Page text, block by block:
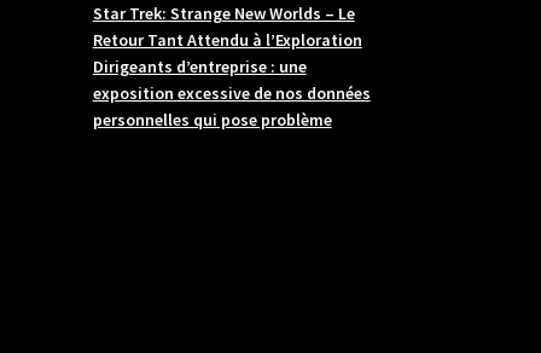
Star Trek: Strange New Worlds – Le
Retour Tant Attendu à l’Exploration
Dirigeants d’entreprise : une
exposition excessive de nos données
personnelles qui pose problème